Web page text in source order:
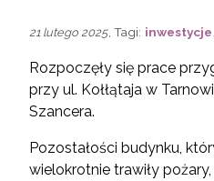
21 lutego 2025 , Tagi: inwestycje
Rozpoczęły się prace
przy ul. Kołłątaja w
Szancera.
Pozostałości budynku,
wielokrotnie trawiły